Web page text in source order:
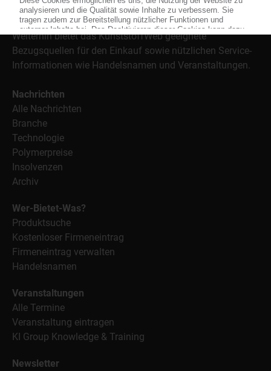
Material, Anwendungen und Verpackungen.
Weiterhin bietet das KunststoffWeb geeignete
Bezugsquellen für den Einkauf sowie nützlichen Service-
Informationen wie Handelsnamen und Veranstaltungen.
Nachrichten
Alle Nachrichten
Branche
Technologie
Polymerpreise
Insolvenzen
Archiv
Wer-Bietet-Was?
Produktsuche
Kostenloser Firmeneintrag
Firmeneintrag verwalten
Handelsnamen
Veranstaltungen
Alle Termine
Veranstaltung eintragen
KI Group Knowledge & Training
Newsletter